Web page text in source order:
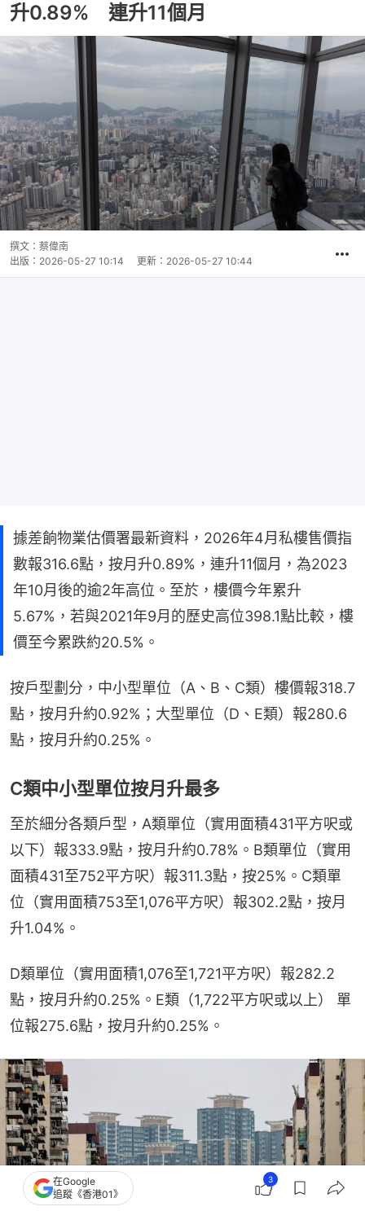
升0.89% 連升11個月
撰文： 蔡偉南
出版： 2026-05-27 10:14 更新： 2026-05-27 10:44
據差餉物業估價署最新資料，2026年4月私樓售價指
數報316.6點，按月升0.89%，連升11個月，為2023
年10月後的逾2年高位。至於，樓價今年累升
5.67%，若與2021年9月的歷史高位398.1點比較，樓
價至今累跌約20.5%。
按戶型劃分，中小型單位（A、B、C類）樓價報318.7
點，按月升約0.92%；大型單位（D、E類）報280.6
點，按月升約0.25%。
C類中小型單位按月升最多
至於細分各類戶型，A類單位（實用面積431平方呎或
以下）報333.9點，按月升約0.78%。B類單位（實用
面積431至752平方呎）報311.3點，按25%。C類單
位（實用面積753至1,076平方呎）報302.2點，按月
升1.04%。
D類單位（實用面積1,076至1,721平方呎）報282.2
點，按月升約0.25%。E類（1,722平方呎或以上） 單
位報275.6點，按月升約0.25%。
在Google
追蹤《香港01》
3